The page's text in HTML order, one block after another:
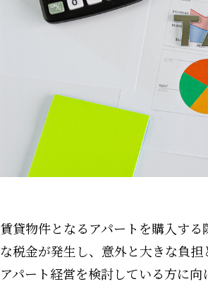
賃貸物件となるアパートを購入す
な税金が発生し、意外と大きな負
アパート経営を検討している方に向